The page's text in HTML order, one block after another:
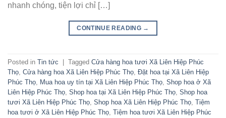
nhanh chóng, tiện lợi chỉ […]
CONTINUE READING →
Posted in Tin tức Tagged Cửa hàng hoa tươi Xã Liên Hiệp Phúc
Thọ Cửa hàng hoa Xã Liên Hiệp Phúc Thọ Đặt hoa tại Xã Liên Hiệp
Phúc Thọ
Mua hoa uy tín tại Xã Liên Hiệp Phúc Thọ Shop hoa ở Xã
Liên Hiệp Phúc Thọ Shop hoa tại Xã Liên Hiệp Phúc Thọ Shop hoa
tươi Xã Liên Hiệp Phúc Thọ Shop hoa Xã Liên Hiệp Phúc Thọ Tiệm
hoa tươi ở Xã Liên Hiệp Phúc Thọ Tiệm hoa tươi Xã Liên Hiệp Phúc